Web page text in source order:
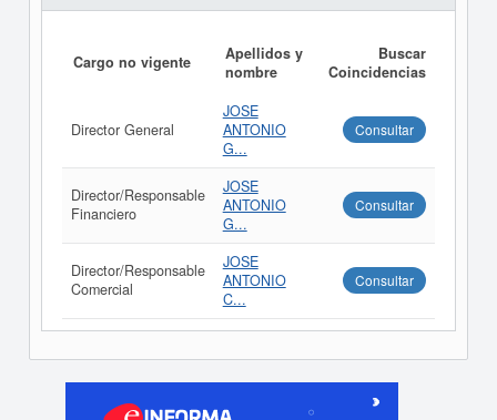
Cargo no vigente
Apellidos y
nombre
Buscar
Coincidencias
Director General
JOSE
ANTONIO
G...
Consultar
Director/Responsable
Financiero
JOSE
ANTONIO
G...
Consultar
Director/Responsable
Comercial
JOSE
ANTONIO
C...
Consultar